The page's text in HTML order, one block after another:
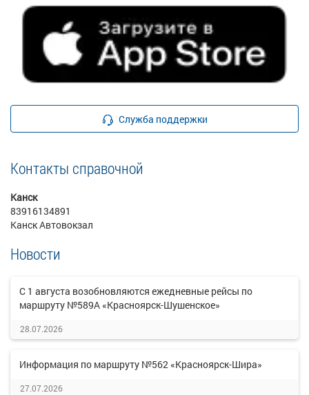
Служба поддержки
Контакты справочной
Канск
83916134891
Канск Автовокзал
Новости
С 1 августа возобновляются ежедневные рейсы по
маршруту №589А «Красноярск-Шушенское»
28.07.2026
Информация по маршруту №562 «Красноярск-Шира»
27.07.2026